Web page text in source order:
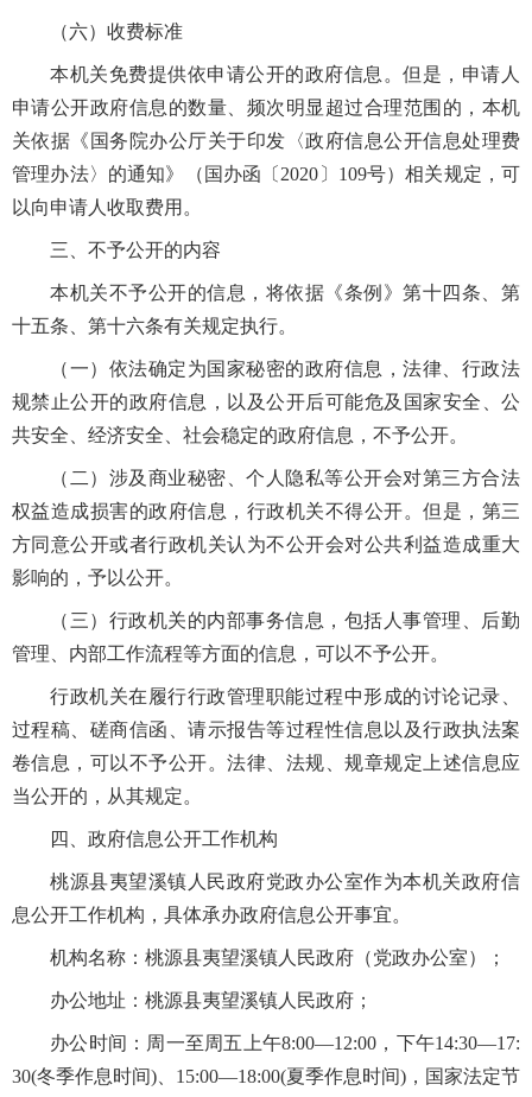
（六）收费标准
本机关免费提供依申请公开的政府信息。但是，申请人
申请公开政府信息的数量、频次明显超过合理范围的，本机
关依据《国务院办公厅关于印发〈政府信息公开信息处理费
管理办法〉的通知》（国办函〔2020〕109号）相关规定，可
以向申请人收取费用。
三、不予公开的内容
本机关不予公开的信息，将依据《条例》第十四条、第
十五条、第十六条有关规定执行。
（一）依法确定为国家秘密的政府信息，法律、行政法
规禁止公开的政府信息，以及公开后可能危及国家安全、公
共安全、经济安全、社会稳定的政府信息，不予公开。
（二）涉及商业秘密、个人隐私等公开会对第三方合法
权益造成损害的政府信息，行政机关不得公开。但是，第三
方同意公开或者行政机关认为不公开会对公共利益造成重大
影响的，予以公开。
（三）行政机关的内部事务信息，包括人事管理、后勤
管理、内部工作流程等方面的信息，可以不予公开。
行政机关在履行行政管理职能过程中形成的讨论记录、
过程稿、磋商信函、请示报告等过程性信息以及行政执法案
卷信息，可以不予公开。法律、法规、规章规定上述信息应
当公开的，从其规定。
四、政府信息公开工作机构
桃源县夷望溪镇人民政府党政办公室作为本机关政府信
息公开工作机构，具体承办政府信息公开事宜。
机构名称：桃源县夷望溪镇人民政府（党政办公室）；
办公地址：桃源县夷望溪镇人民政府；
办公时间：周一至周五上午8:00—12:00，下午14:30—17:
30(冬季作息时间)、15:00—18:00(夏季作息时间)，国家法定节